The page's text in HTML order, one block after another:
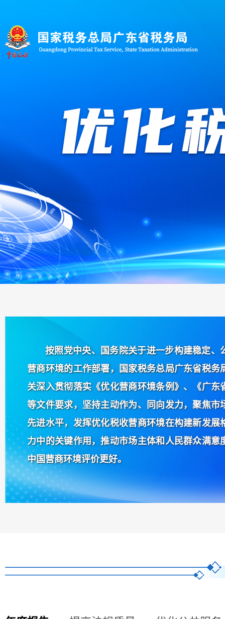
按照党中央、国务院关于进一步构建稳定、
营商环境的工作部署，国家税务总局广东省税务
关深入贯彻落实《优化营商环境条例》、《广东
等文件要求，坚持主动作为、同向发力，聚焦市
先进水平，发挥优化税收营商环境在构建新发展
力中的关键作用，推动市场主体和人民群众满意
中国营商环境评价更好。